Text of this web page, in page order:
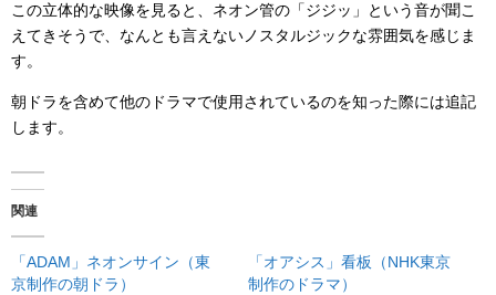
この立体的な映像を見ると、ネオン管の「ジジッ」という音が聞こ
えてきそうで、なんとも言えないノスタルジックな雰囲気を感じま
す。
朝ドラを含めて他のドラマで使用されているのを知った際には追記
します。
関連
「ADAM」ネオンサイン（東
京制作の朝ドラ）
「オアシス」看板（NHK東京
制作のドラマ）